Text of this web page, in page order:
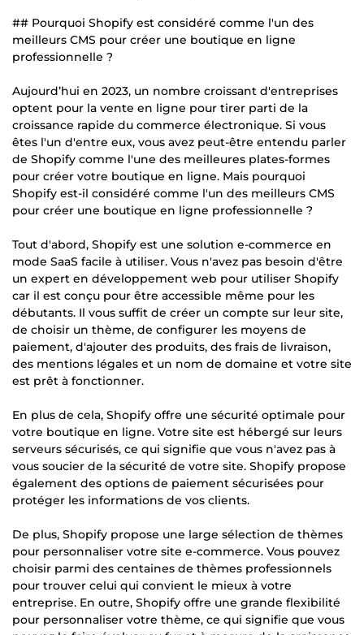
## Pourquoi Shopify est considéré comme l'un des
meilleurs CMS pour créer une boutique en ligne
professionnelle ?
Aujourd’hui en 2023, un nombre croissant d'entreprises
optent pour la vente en ligne pour tirer parti de la
croissance rapide du commerce électronique. Si vous
êtes l'un d'entre eux, vous avez peut-être entendu parler
de Shopify comme l'une des meilleures plates-formes
pour créer votre boutique en ligne. Mais pourquoi
Shopify est-il considéré comme l'un des meilleurs CMS
pour créer une boutique en ligne professionnelle ?
Tout d'abord, Shopify est une solution e-commerce en
mode SaaS facile à utiliser. Vous n'avez pas besoin d'être
un expert en développement web pour utiliser Shopify
car il est conçu pour être accessible même pour les
débutants. Il vous suffit de créer un compte sur leur site,
de choisir un thème, de configurer les moyens de
paiement, d'ajouter des produits, des frais de livraison,
des mentions légales et un nom de domaine et votre site
est prêt à fonctionner.
En plus de cela, Shopify offre une sécurité optimale pour
votre boutique en ligne. Votre site est hébergé sur leurs
serveurs sécurisés, ce qui signifie que vous n'avez pas à
vous soucier de la sécurité de votre site. Shopify propose
également des options de paiement sécurisées pour
protéger les informations de vos clients.
De plus, Shopify propose une large sélection de thèmes
pour personnaliser votre site e-commerce. Vous pouvez
choisir parmi des centaines de thèmes professionnels
pour trouver celui qui convient le mieux à votre
entreprise. En outre, Shopify offre une grande flexibilité
pour personnaliser votre thème, ce qui signifie que vous